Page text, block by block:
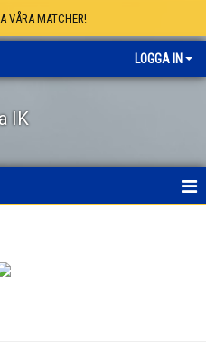
VÅRA MATCHER!
LOGGA IN
IK